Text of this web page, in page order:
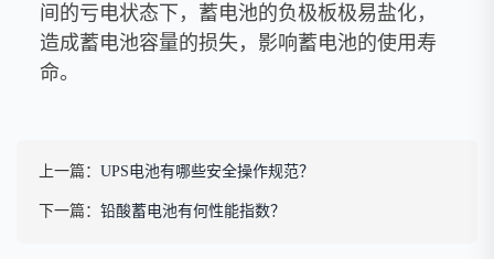
间的亏电状态下，蓄电池的负极板极易盐化，
造成蓄电池容量的损失，影响蓄电池的使用寿
命。
上一篇： UPS电池有哪些安全操作规范？
下一篇： 铅酸蓄电池有何性能指数？